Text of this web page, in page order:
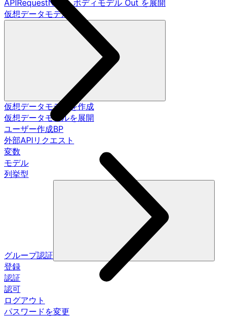
APIRequestName ボディモデル Out を展開
仮想データモデル
仮想データモデルを作成
仮想データモデルを展開
ユーザー作成BP
外部APIリクエスト
変数
モデル
列挙型
グループ認証
登録
認証
認可
ログアウト
パスワードを変更